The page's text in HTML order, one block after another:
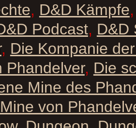
, D&D Kämpfe
Podcast, D&D
, Die Kompanie
Phandelver, Die
Mine des
von